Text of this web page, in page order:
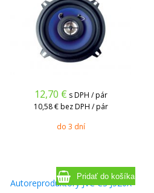
12,70 € s DPH / pár
10,58 € bez DPH / pár
do 3 dní
Autoreproduktory JVC CS J520X